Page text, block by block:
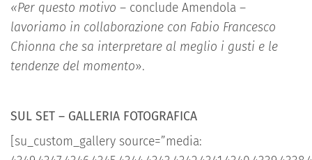
«Per questo motivo – conclude Amendola –
lavoriamo in collaborazione con Fabio Francesco
Chionna che sa interpretare al meglio i gusti e le
tendenze del momento».
SUL SET – GALLERIA FOTOGRAFICA
[su_custom_gallery source=”media: